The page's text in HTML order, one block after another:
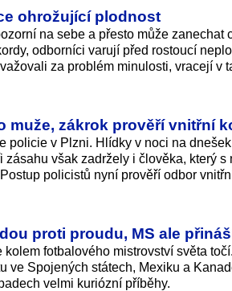
ohrožující plodnost
na sebe a přesto může zanechat
odborníci varují před rostoucí
za problém minulosti, vracejí v
muže, zákrok prověří vnitřní
policie v Plzni. Hlídky v noci na
však zadržely i člověka, který s
policistů nyní prověří odbor
proti proudu, MS ale
fotbalového mistrovství světa
ve Spojených státech, Mexiku a
velmi kuriózní příběhy.